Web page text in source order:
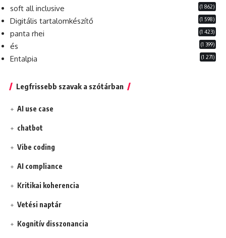
soft all inclusive (1 862)
Digitális tartalomkészítő (1 598)
panta rhei (1 423)
és (1 399)
Entalpia (1 271)
Legfrissebb szavak a szótárban
AI use case
chatbot
Vibe coding
AI compliance
Kritikai koherencia
Vetési naptár
Kognitív disszonancia